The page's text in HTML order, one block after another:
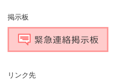
掲示板
リンク先